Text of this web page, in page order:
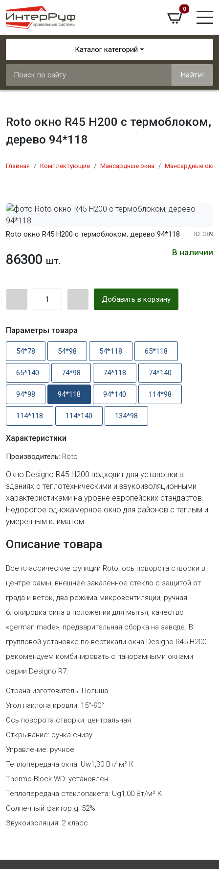
0
Каталог категорий
Найти!
Roto окно R45 Н200 с термоблоком,
дерево 94*118
Главная Комплектующие Мансардные окна Мансардные
Roto окно R45 Н200 с термоблоком, дерево 94*118 ID: 389
В наличии
86300 шт.
Добавить в корзину
Параметры товара
54*78 54*98 54*118 65*118
65*140 74*98 74*118 74*140
94*98 94*118 94*140 114*98
114*118 114*140 134*98
Характеристики
Производитель: Roto
Окно Designo R45 H200 подходит для установки в
зданиях с теплотехническими и звукоизоляционными
характеристиками на уровне европейских стандартов.
Недорогое однокамерное окно для районов с теплым и
умеренным климатом.
Описание товара
Все классические функции Roto: ось поворота створки в
центре рамы, внешнее закаленное стекло с защитой от
града и веток, два режима микровентиляции, ручная
блокировка окна в положении для мытья, качество
«german made», предварительная сборка на заводе. В
групповой установке по вертикали окна Designo R45 H200
рекомендуем комбинировать с панорамными окнами
серии Designo R7.
Страна-изготовитель: Польша
Угол наклона кровли: 15°-90°
Ось поворота створки: центральная
Открывание: ручка снизу
Управление: ручное
Теплопередача окна: Uw1,30 Вт/ м² К
Thermo-Block WD: установлен
Теплопередача стеклопакета: Ug1,00 Вт/м² К
Солнечный фактор g: 52%
Звукоизоляция: 2 класс